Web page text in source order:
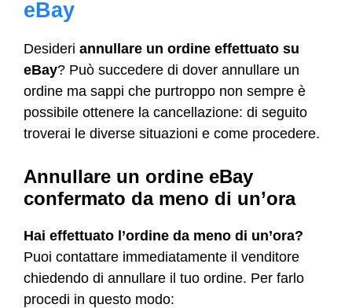
eBay
Desideri annullare un ordine effettuato su
eBay? Può succedere di dover annullare un
ordine ma sappi che purtroppo non sempre è
possibile ottenere la cancellazione: di seguito
troverai le diverse situazioni e come procedere.
Annullare un ordine eBay
confermato da meno di un’ora
Hai effettuato l’ordine da meno di un’ora?
Puoi contattare immediatamente il venditore
chiedendo di annullare il tuo ordine. Per farlo
procedi in questo modo: